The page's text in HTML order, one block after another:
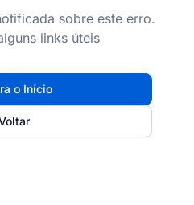
sobre este erro.
links úteis
o Início